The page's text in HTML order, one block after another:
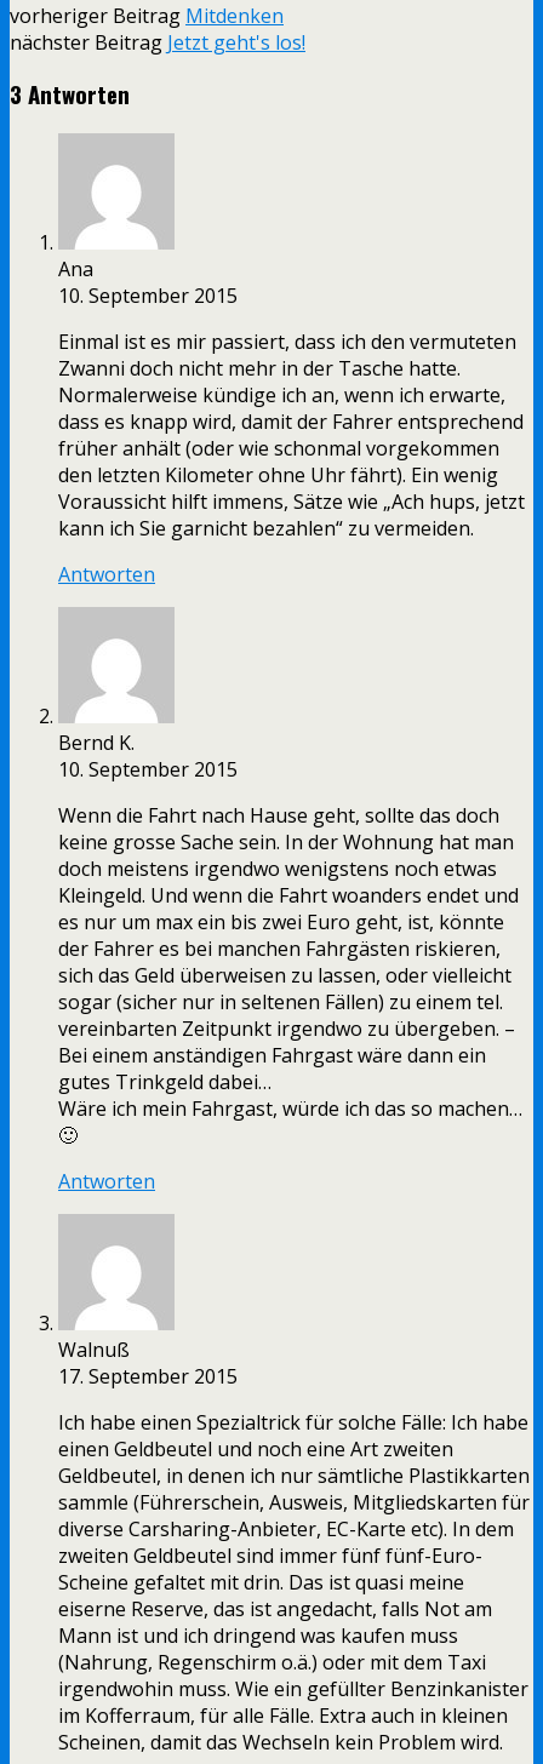
vorheriger Beitrag Mitdenken
nächster Beitrag Jetzt geht's los!
3 Antworten
Ana
10. September 2015
Einmal ist es mir passiert, dass ich den vermuteten
Zwanni doch nicht mehr in der Tasche hatte.
Normalerweise kündige ich an, wenn ich erwarte,
dass es knapp wird, damit der Fahrer entsprechend
früher anhält (oder wie schonmal vorgekommen
den letzten Kilometer ohne Uhr fährt). Ein wenig
Voraussicht hilft immens, Sätze wie „Ach hups, jetzt
kann ich Sie garnicht bezahlen“ zu vermeiden.
Antworten
Bernd K.
10. September 2015
Wenn die Fahrt nach Hause geht, sollte das doch
keine grosse Sache sein. In der Wohnung hat man
doch meistens irgendwo wenigstens noch etwas
Kleingeld. Und wenn die Fahrt woanders endet und
es nur um max ein bis zwei Euro geht, ist, könnte
der Fahrer es bei manchen Fahrgästen riskieren,
sich das Geld überweisen zu lassen, oder vielleicht
sogar (sicher nur in seltenen Fällen) zu einem tel.
vereinbarten Zeitpunkt irgendwo zu übergeben. –
Bei einem anständigen Fahrgast wäre dann ein
gutes Trinkgeld dabei…
Wäre ich mein Fahrgast, würde ich das so machen…
🙂
Antworten
Walnuß
17. September 2015
Ich habe einen Spezialtrick für solche Fälle: Ich habe
einen Geldbeutel und noch eine Art zweiten
Geldbeutel, in denen ich nur sämtliche Plastikkarten
sammle (Führerschein, Ausweis, Mitgliedskarten für
diverse Carsharing-Anbieter, EC-Karte etc). In dem
zweiten Geldbeutel sind immer fünf fünf-Euro-
Scheine gefaltet mit drin. Das ist quasi meine
eiserne Reserve, das ist angedacht, falls Not am
Mann ist und ich dringend was kaufen muss
(Nahrung, Regenschirm o.ä.) oder mit dem Taxi
irgendwohin muss. Wie ein gefüllter Benzinkanister
im Kofferraum, für alle Fälle. Extra auch in kleinen
Scheinen, damit das Wechseln kein Problem wird.